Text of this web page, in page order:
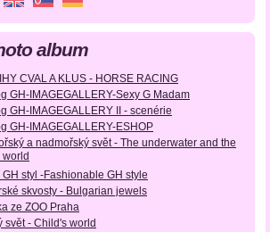
album
CVAL A KLUS - HORSE RACING
GH-IMAGEGALLERY-Sexy G Madam
GH-IMAGEGALLERY II - scenérie
GH-IMAGEGALLERY-ESHOP
a nadmořský svět - The underwater and the
GH styl -Fashionable GH style
skvosty - Bulgarian jewels
ze ZOO Praha
svět - Child's world